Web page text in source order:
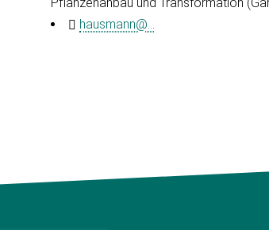
hausmann@...